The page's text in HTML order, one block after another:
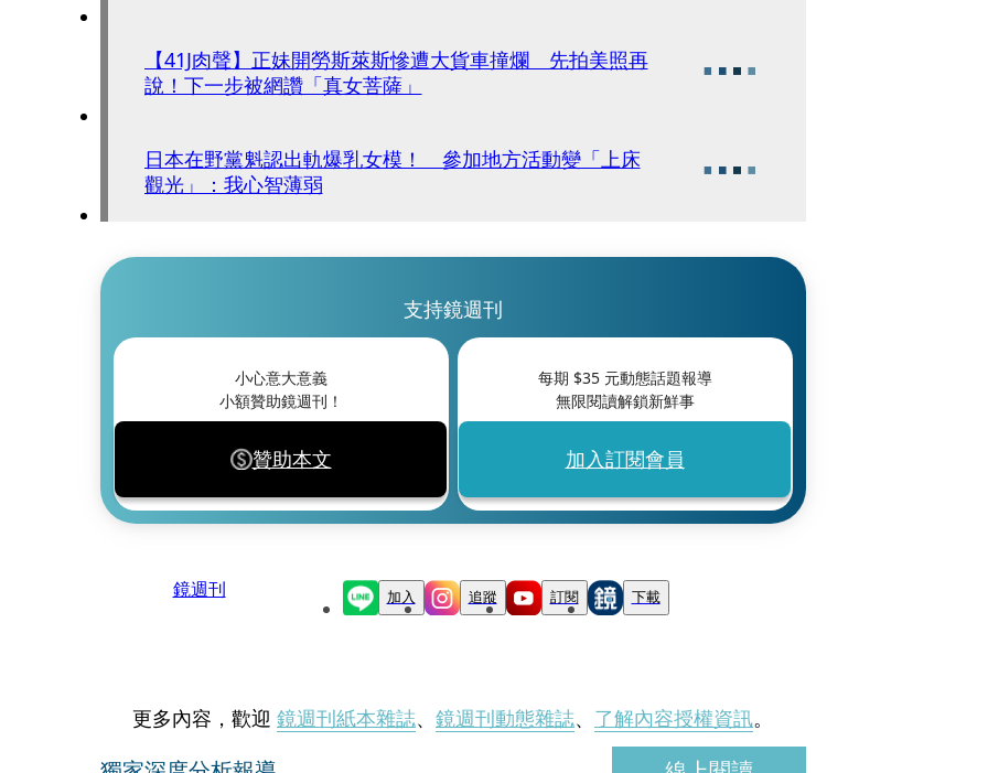
【41J肉聲】正妹開勞斯萊斯慘遭大貨車撞爛 先拍美照再
說！下一步被網讚「真女菩薩」
日本在野黨魁認出軌爆乳女模！ 參加地方活動變「上床
觀光」：我心智薄弱
支持鏡週刊
小心意大意義
小額贊助鏡週刊！
贊助本文
每期 $35元動態話題報導
無限閱讀解鎖新鮮事
加入訂閱會員
鏡週刊 加入 追蹤 訂閱 下載
更多內容，歡迎 鏡週刊紙本雜誌、 鏡週刊動態雜誌、 了解內容授權資訊。